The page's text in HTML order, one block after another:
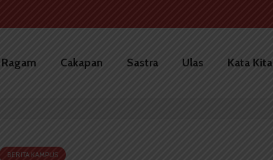
Ragam Cakapan Sastra Ulas Kata Kita
BERITA KAMPUS